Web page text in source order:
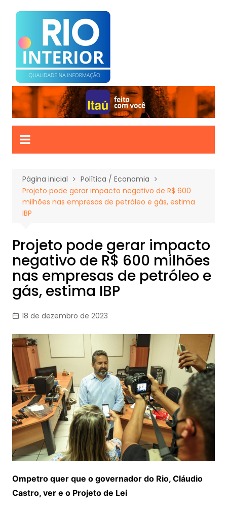
para
conteúdo
Página inicial
Política / Economia
Projeto pode gerar impacto negativo de R$ 600
milhões nas empresas de petróleo e gás, estima
IBP
Projeto pode gerar impacto
negativo de R$ 600 milhões
nas empresas de petróleo e
gás, estima IBP
18 de dezembro de 2023
Ompetro quer que o governador do Rio, Cláudio
Castro, ver e o Projeto de Lei